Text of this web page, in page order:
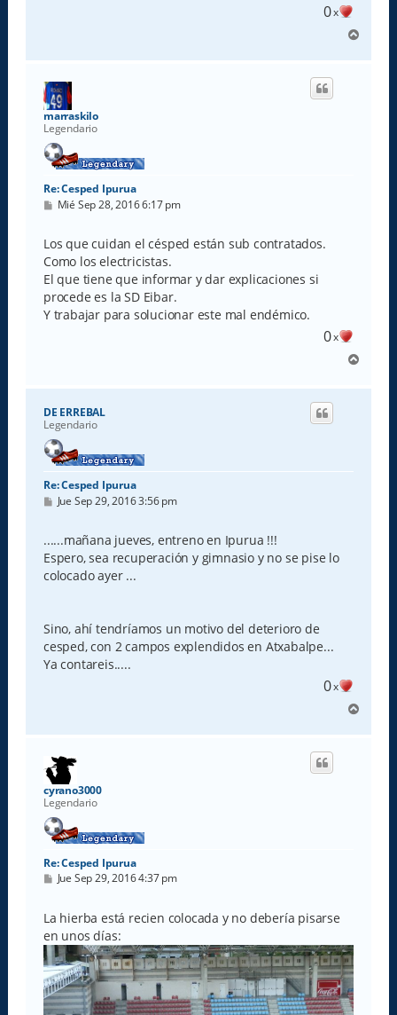
0x
r
marraskilo
Legendario
Re: Cesped Ipurua
M
s
a
j
e
Mié Sep 28, 2016 6:17 pm
Los que cuidan el césped están sub contratados.
Como los electricistas.
El que tiene que informar y dar explicaciones si
procede es la SD Eibar.
Y trabajar para solucionar este mal endémico.
0x
r
DE ERREBAL
Legendario
Re: Cesped Ipurua
M
a
j
e
Jue Sep 29, 2016 3:56 pm
......mañana jueves, entreno en Ipurua !!!
Espero, sea recuperación y gimnasio y no se pise lo
colocado ayer ...
Sino, ahí tendríamos un motivo del deterioro de
cesped, con 2 campos explendidos en Atxabalpe...
Ya contareis.....
0x
r
cyrano3000
Legendario
Re: Cesped Ipurua
M
s
a
j
e
Jue Sep 29, 2016 4:37 pm
La hierba está recien colocada y no debería pisarse
en unos días: